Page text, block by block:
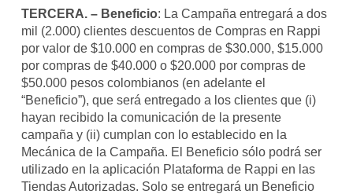
TERCERA. – Beneficio: La Campaña entregará a dos
mil (2.000) clientes descuentos de Compras en Rappi
por valor de $10.000 en compras de $30.000, $15.000
por compras de $40.000 o $20.000 por compras de
$50.000 pesos colombianos (en adelante el
“Beneficio”), que será entregado a los clientes que (i)
hayan recibido la comunicación de la presente
campaña y (ii) cumplan con lo establecido en la
Mecánica de la Campaña. El Beneficio sólo podrá ser
utilizado en la aplicación Plataforma de Rappi en las
Tiendas Autorizadas. Solo se entregará un Beneficio